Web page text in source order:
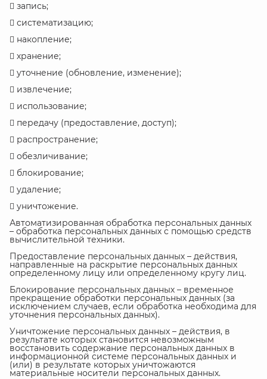
 запись;
 систематизацию;
 накопление;
 хранение;
 уточнение (обновление, изменение);
 извлечение;
 использование;
 передачу (предоставление, доступ);
 распространение;
 обезличивание;
 блокирование;
 удаление;
 уничтожение.
Автоматизированная обработка персональных данных
– обработка персональных данных с помощью средств
вычислительной техники.
Предоставление персональных данных – действия,
направленные на раскрытие персональных данных
определенному лицу или определенному кругу лиц.
Блокирование персональных данных – временное
прекращение обработки персональных данных (за
исключением случаев, если обработка необходима для
уточнения персональных данных).
Уничтожение персональных данных – действия, в
результате которых становится невозможным
восстановить содержание персональных данных в
информационной системе персональных данных и
(или) в результате которых уничтожаются
материальные носители персональных данных.